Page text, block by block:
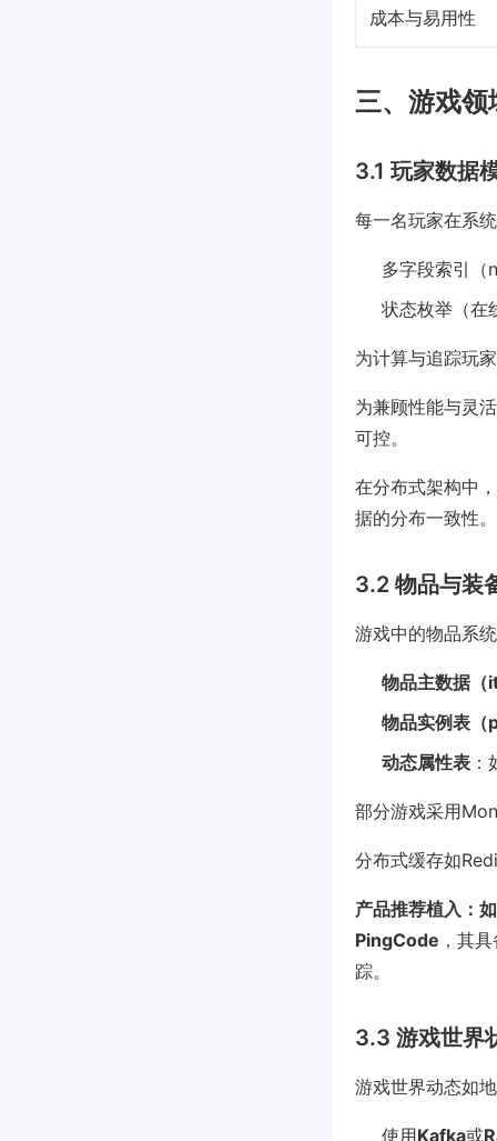
成本与易用性
三、游戏领
3.1 玩家数据
每一名玩家在系
多字段索引
状态枚举（在
为计算与追踪玩
为兼顾性能与灵
可控。
在分布式架构中
据的分布一致性。
3.2 物品与装
游戏中的物品系
物品主数据
物品实例表
动态属性表
部分游戏采用
分布式缓存如
产品推荐植入：
PingCode ，其
踪。
3.3 游戏世界
游戏世界动态如
使用Kafka或